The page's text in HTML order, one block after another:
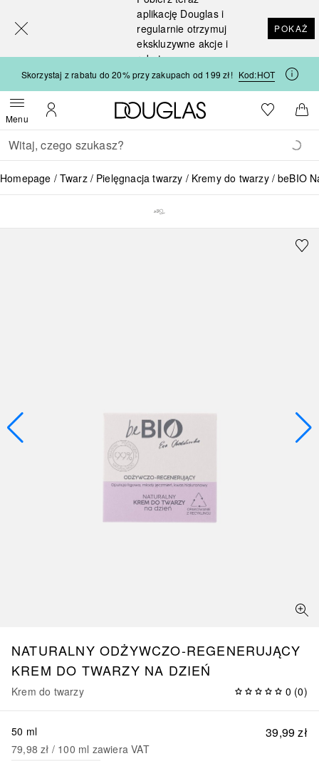
aplikację Douglas i
regularnie otrzymuj
ekskluzywne akcje i
rabaty
POKAŻ
Skorzystaj z rabatu do 20% przy zakupach od 199 zł! Kod:HOT
MenuOtwórz menuMoje konto
Strona główna Douglas
Do listyDo
Wracać
Wykonaj wyszukiwanie
Homepage Twarz Pielęgnacja twarzy Kremy do twarzy beBIO
NATURALNY ODŻYWCZO-REGENERUJĄCY
KREM DO TWARZY NA DZIEŃ
Krem do twarzy 0 (0)
39,99 zł
50 ml
79,98 zł / 100 ml zawiera VAT
[navigation.slideout.screenreader]